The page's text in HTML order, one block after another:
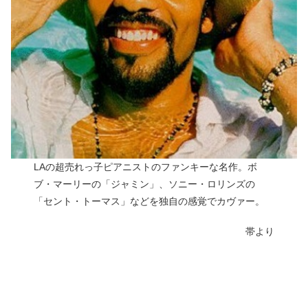
LAの超売れっ子ピアニストのファンキーな名作。ボ
ブ・マーリーの「ジャミン」、ソニー・ロリンズの
「セント・トーマス」などを独自の感覚でカヴァー。
帯より